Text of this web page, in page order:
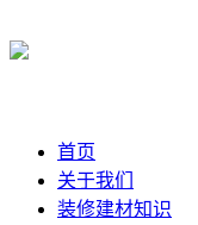
首页
关于我们
装修建材知识